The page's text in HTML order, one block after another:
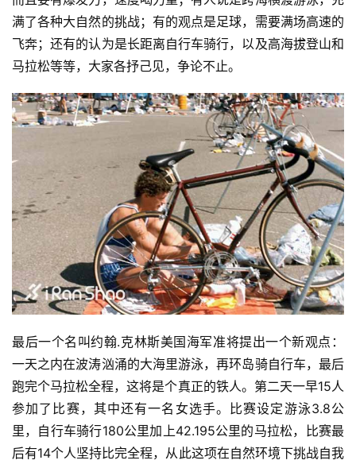
满了各种大自然的挑战；有的观点是足球，需要满场高速的
飞奔；还有的认为是长距离自行车骑行，以及高海拔登山和
马拉松等等，大家各抒己见，争论不止。
最后一个名叫约翰.克林斯美国海军准将提出一个新观点：
一天之内在波涛汹涌的大海里游泳，再环岛骑自行车，最后
跑完个马拉松全程，这将是个真正的铁人。第二天一早15人
参加了比赛，其中还有一名女选手。比赛设定游泳3.8公
里，自行车骑行180公里加上42.195公里的马拉松，比赛最
后有14个人坚持比完全程，从此这项在自然环境下挑战自我